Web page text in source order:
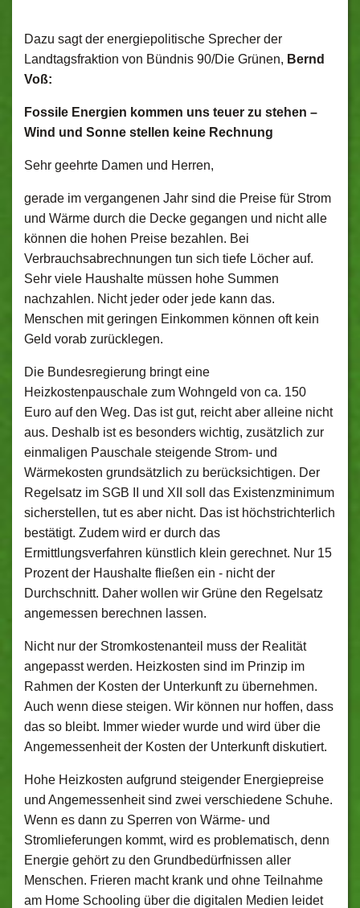
Dazu sagt der energiepolitische Sprecher der
Landtagsfraktion von Bündnis 90/Die Grünen, Bernd
Voß:
Fossile Energien kommen uns teuer zu stehen –
Wind und Sonne stellen keine Rechnung
Sehr geehrte Damen und Herren,
gerade im vergangenen Jahr sind die Preise für Strom
und Wärme durch die Decke gegangen und nicht alle
können die hohen Preise bezahlen. Bei
Verbrauchsabrechnungen tun sich tiefe Löcher auf.
Sehr viele Haushalte müssen hohe Summen
nachzahlen. Nicht jeder oder jede kann das.
Menschen mit geringen Einkommen können oft kein
Geld vorab zurücklegen.
Die Bundesregierung bringt eine
Heizkostenpauschale zum Wohngeld von ca. 150
Euro auf den Weg. Das ist gut, reicht aber alleine nicht
aus. Deshalb ist es besonders wichtig, zusätzlich zur
einmaligen Pauschale steigende Strom- und
Wärmekosten grundsätzlich zu berücksichtigen. Der
Regelsatz im SGB II und XII soll das Existenzminimum
sicherstellen, tut es aber nicht. Das ist höchstrichterlich
bestätigt. Zudem wird er durch das
Ermittlungsverfahren künstlich klein gerechnet. Nur 15
Prozent der Haushalte fließen ein - nicht der
Durchschnitt. Daher wollen wir Grüne den Regelsatz
angemessen berechnen lassen.
Nicht nur der Stromkostenanteil muss der Realität
angepasst werden. Heizkosten sind im Prinzip im
Rahmen der Kosten der Unterkunft zu übernehmen.
Auch wenn diese steigen. Wir können nur hoffen, dass
das so bleibt. Immer wieder wurde und wird über die
Angemessenheit der Kosten der Unterkunft diskutiert.
Hohe Heizkosten aufgrund steigender Energiepreise
und Angemessenheit sind zwei verschiedene Schuhe.
Wenn es dann zu Sperren von Wärme- und
Stromlieferungen kommt, wird es problematisch, denn
Energie gehört zu den Grundbedürfnissen aller
Menschen. Frieren macht krank und ohne Teilnahme
am Home Schooling über die digitalen Medien leidet